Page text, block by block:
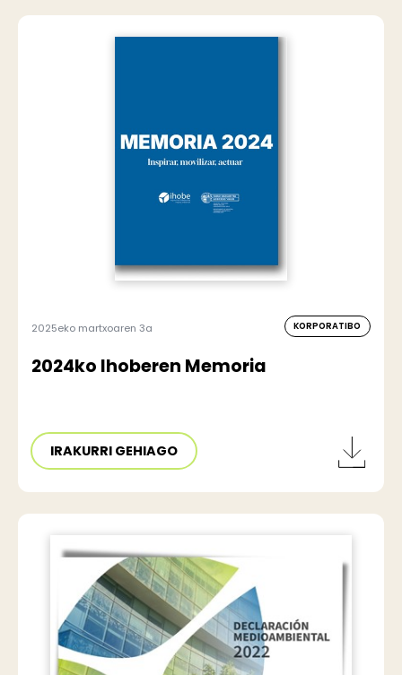
2025eko martxoaren 3a KORPORATIBO
2024ko Ihoberen Memoria
IRAKURRI GEHIAGO